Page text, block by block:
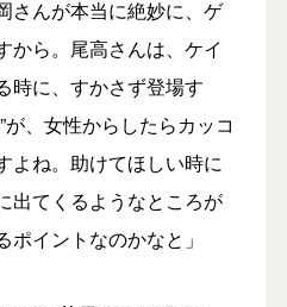
さんが本当に絶妙に、ゲ
から。尾高さんは、ケイ
時に、すかさず登場す
が、女性からしたらカッコ
よね。助けてほしい時に
出てくるようなところが
イントなのかなと」